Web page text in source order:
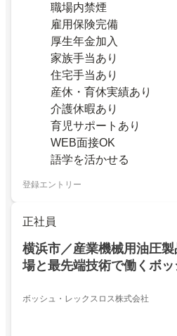
職場内禁煙
雇用保険完備
厚生年金加入
家族手当あり
住宅手当あり
産休・育休実績あり
介護休暇あり
育児サポートあり
WEB面接OK
語学を活かせる
登録エントリー
正社員
横浜市／産業機械用油圧
場と最先端技術で働くボッ
ボッシュ・レックスロス株式会社